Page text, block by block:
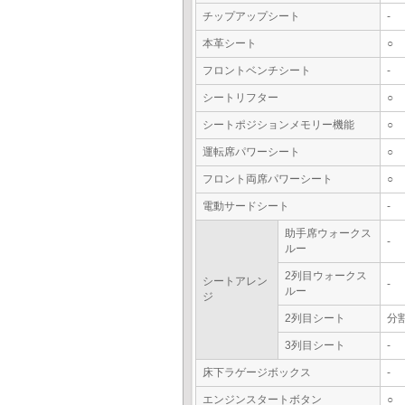
チップアップシート -
本革シート ○
フロントベンチシート -
シートリフター ○
シートポジションメモリー機能 ○
運転席パワーシート ○
フロント両席パワーシート ○
電動サードシート -
シートアレン
ジ
助手席ウォークス
ルー
-
2列目ウォークス
ルー
-
2列目シート 分
3列目シート -
床下ラゲージボックス -
エンジンスタートボタン ○